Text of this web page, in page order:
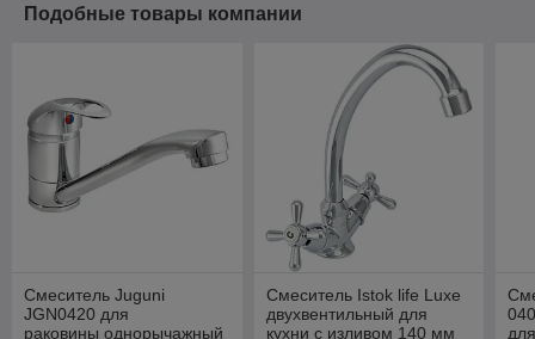
Подобные товары компании
Смеситель Juguni
JGN0420 для
раковины однорычажный
Смеситель Istok life Luxe
двухвентильный для
кухни с изливом 140 мм